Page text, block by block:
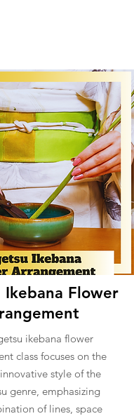
Ikebana Flower
ikebana flower
class focuses on the
style of the
genre, emphasizing
of lines, space